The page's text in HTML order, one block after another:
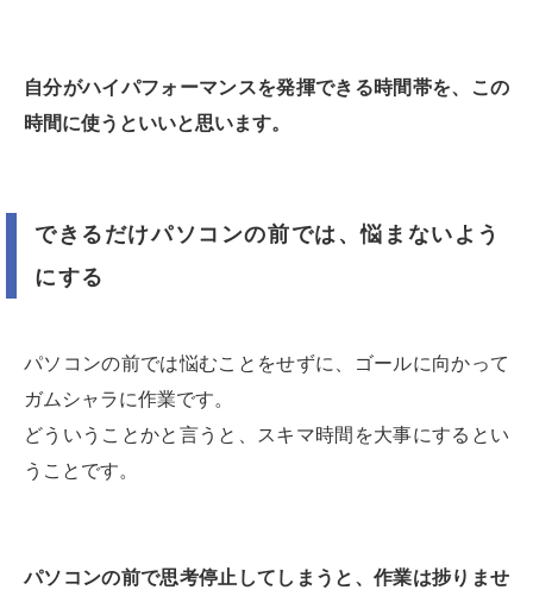
自分がハイパフォーマンスを発揮できる時間帯を、この
時間に使うといいと思います。
できるだけパソコンの前では、悩まないよう
にする
パソコンの前では悩むことをせずに、ゴールに向かって
ガムシャラに作業です。
どういうことかと言うと、スキマ時間を大事にするとい
うことです。
パソコンの前で思考停止してしまうと、作業は捗りませ